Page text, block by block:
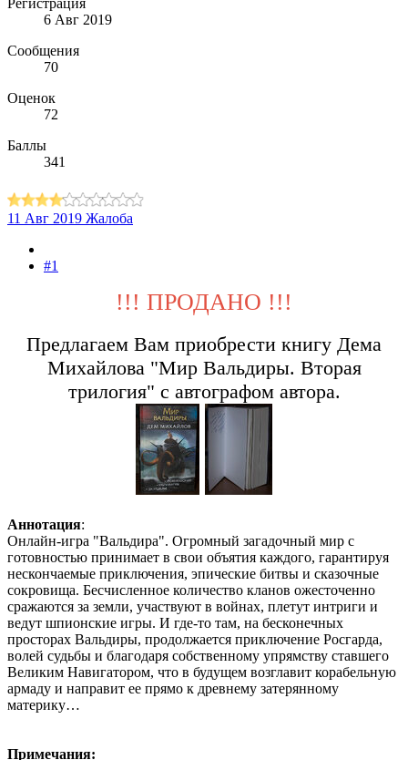
Регистрация
6 Авг 2019
Сообщения
70
Оценок
72
Баллы
341
11 Авг 2019 Жалоба
#1
!!! ПРОДАНО !!!
Предлагаем Вам приобрести книгу Дема
Михайлова "Мир Вальдиры. Вторая
трилогия" с автографом автора.
Аннотация:
Онлайн-игра "Вальдира". Огромный загадочный мир с
готовностью принимает в свои объятия каждого, гарантируя
нескончаемые приключения, эпические битвы и сказочные
сокровища. Бесчисленное количество кланов ожесточенно
сражаются за земли, участвуют в войнах, плетут интриги и
ведут шпионские игры. И где-то там, на бесконечных
просторах Вальдиры, продолжается приключение Росгарда,
волей судьбы и благодаря собственному упрямству ставшего
Великим Навигатором, что в будущем возглавит корабельную
армаду и направит ее прямо к древнему затерянному
материку…
Примечания: